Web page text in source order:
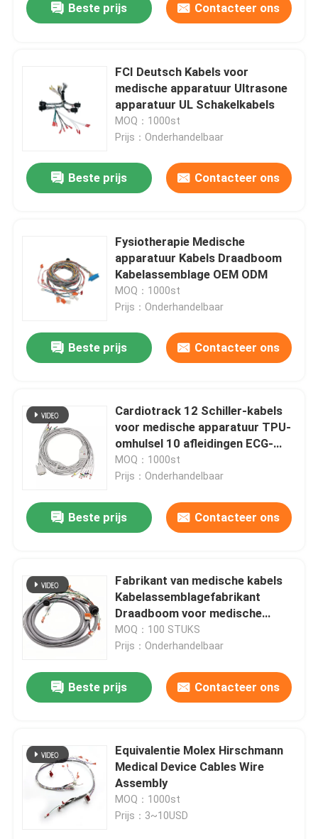
Beste prijs Contacteer ons
FCI Deutsch Kabels voor
medische apparatuur Ultrasone
apparatuur UL Schakelkabels
MOQ：1000st
Prijs：Onderhandelbaar
Beste prijs Contacteer ons
Fysiotherapie Medische
apparatuur Kabels Draadboom
Kabelassemblage OEM ODM
MOQ：1000st
Prijs：Onderhandelbaar
Beste prijs Contacteer ons
Cardiotrack 12 Schiller-kabels
voor medische apparatuur TPU-
omhulsel 10 afleidingen ECG-
kabel
MOQ：1000st
Prijs：Onderhandelbaar
Beste prijs Contacteer ons
Fabrikant van medische kabels
Kabelassemblagefabrikant
Draadboom voor medische
apparatuur en huishoudelijke
apparaten Aangepast
MOQ：100 STUKS
Prijs：Onderhandelbaar
Beste prijs Contacteer ons
Equivalentie Molex Hirschmann
Medical Device Cables Wire
Assembly
MOQ：1000st
Prijs：3~10USD